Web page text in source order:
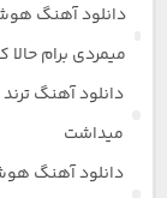
دانلود آهنگ
میمردی برام
دانلود آهنگ
میداشت
دانلود آهنگ